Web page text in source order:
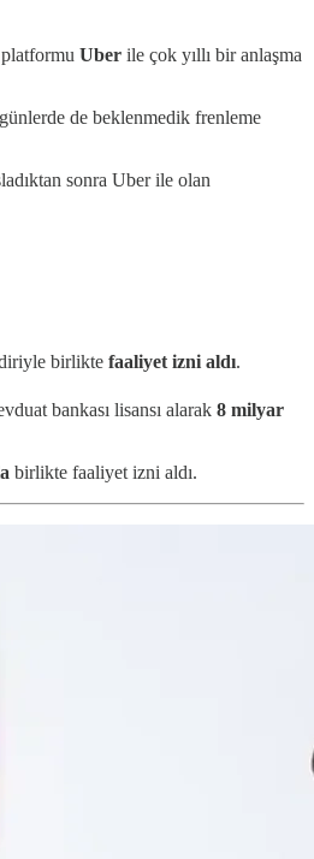
Uber ile çok yıllı bir anlaşma
de beklenmedik frenleme
sonra Uber ile olan
birlikte faaliyet izni aldı.
bankası lisansı alarak 8 milyar
birlikte faaliyet izni aldı.